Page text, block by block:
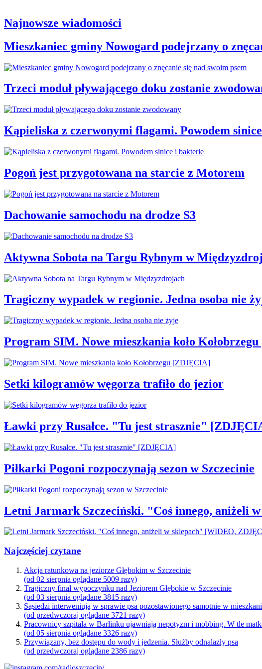
Najnowsze wiadomości
Mieszkaniec gminy Nowogard podejrzany o
Trzeci moduł pływającego doku zostanie
Kąpieliska z czerwonymi flagami. Powodem
Pogoń jest przygotowana na starcie z Motorem
Dachowanie samochodu na drodze S3
Aktywna Sobota na Targu Rybnym w
Tragiczny wypadek w regionie. Jedna osoba nie
Program SIM. Nowe mieszkania koło
Setki kilogramów węgorza trafiło do jezior
Ławki przy Rusałce. "Tu jest strasznie"
Piłkarki Pogoni rozpoczynają sezon w Szczecinie
Letni Jarmark Szczeciński. "Coś innego, aniżeli
Najczęściej czytane
Akcja ratunkowa na jeziorze Głębokim w Szczecinie
(od 02 sierpnia oglądane 5009 razy)
Tragiczny finał wypoczynku nad Jeziorem Głębokie w Szczecinie
(od 03 sierpnia oglądane 3815 razy)
Sąsiedzi interweniują w sprawie psa pozostawionego samotnie w
(od przedwczoraj oglądane 3721 razy)
Pracownicy szpitala w Barlinku ujawniają nepotyzm i mobbing. W tle
(od 05 sierpnia oglądane 3326 razy)
Przywiązany, bez dostępu do wody i jedzenia. Służby odnalazły psa
(od przedwczoraj oglądane 2386 razy)